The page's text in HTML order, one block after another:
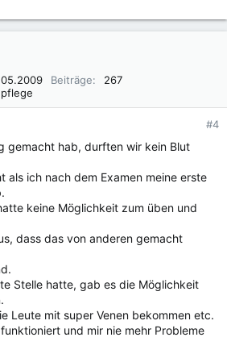
Beiträge
267
#4
gemacht hab, durften wir kein Blut
als ich nach dem Examen meine erste
keine Möglichkeit zum üben und
dass das von anderen gemacht
Stelle hatte, gab es die Möglichkeit
Leute mit super Venen bekommen etc.
und mir nie mehr Probleme